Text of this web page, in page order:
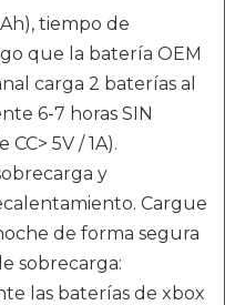
tiempo de
que la batería OEM
carga 2 baterías al
6-7 horas SIN
5V / 1A).
y
Cargue
de forma segura
sobrecarga:
las baterías de xbox